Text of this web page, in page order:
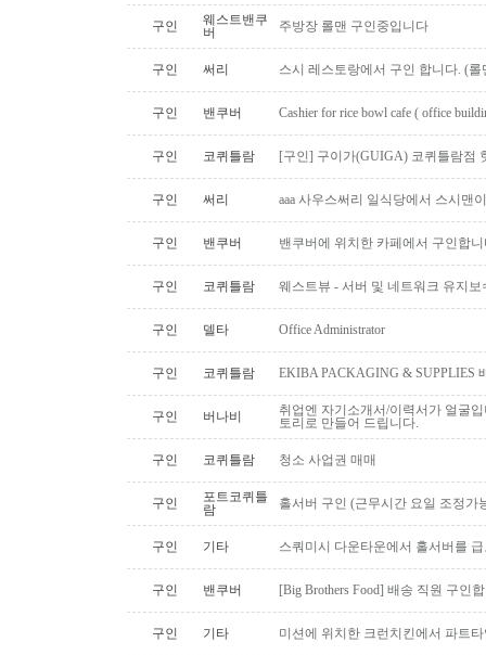
구인
웨스트밴쿠
버
주방장 롤맨 구인중입니다
구인 써리 스시 레스토랑에서 구인 합니다. (롤
구인 밴쿠버 Cashier for rice bowl cafe ( office
구인 코퀴틀람 [구인] 구이가(GUIGA) 코퀴틀람점
구인 써리 aaa 사우스써리 일식당에서 스시맨
구인 밴쿠버 밴쿠버에 위치한 카페에서 구인합
구인 코퀴틀람 웨스트뷰 - 서버 및 네트워크 유지보
구인 델타 Office Administrator
구인 코퀴틀람 EKIBA PACKAGING & SUPPLIES
구인 버나비
취업엔 자기소개서/이력서가 얼굴
토리로 만들어 드립니다.
구인 코퀴틀람 청소 사업권 매매
구인
포트코퀴틀
람
홀서버 구인 (근무시간 요일 조정가
구인 기타 스쿼미시 다운타운에서 홀서버를
구인 밴쿠버 [Big Brothers Food] 배송 직원 구인
구인 기타 미션에 위치한 크런치킨에서 파트